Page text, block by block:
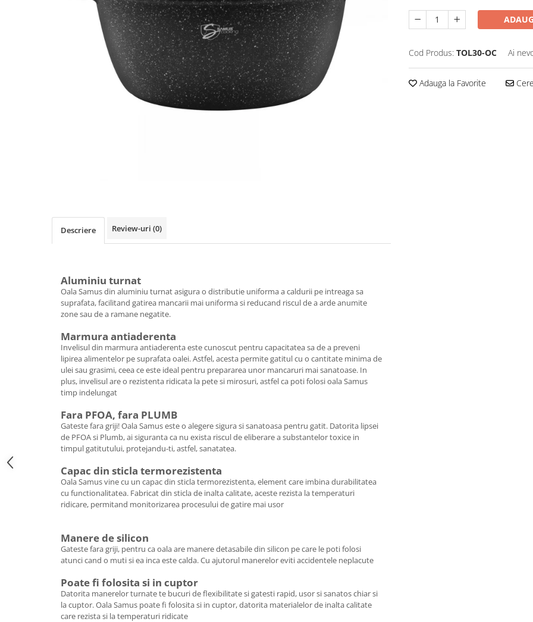
Bormasini cu acumulator
Mini drujbe cu acumulator
Pompe de stropit si atomizatoare
Articole bucatarie
Cod Produs: TOL30-OC Ai
Adauga la Favorite
Descriere Review-uri (0)
Aluminiu turnat
Oala Samus din aluminiu turnat asigura o distributie uniforma a caldurii pe intreaga sa
suprafata, facilitand gatirea mancarii mai uniforma si reducand riscul de a arde anumite
zone sau de a ramane negatite.
Marmura antiaderenta
Invelisul din marmura antiaderenta este cunoscut pentru capacitatea sa de a preveni
lipirea alimentelor pe suprafata oalei. Astfel, acesta permite gatitul cu o cantitate minima de
ulei sau grasimi, ceea ce este ideal pentru prepararea unor mancaruri mai sanatoase. In
plus, invelisul are o rezistenta ridicata la pete si mirosuri, astfel ca poti folosi oala Samus
timp indelungat
Fara PFOA, fara PLUMB
Gateste fara griji! Oala Samus este o alegere sigura si sanatoasa pentru gatit. Datorita lipsei
de PFOA si Plumb, ai siguranta ca nu exista riscul de eliberare a substantelor toxice in
timpul gatitutului, protejandu-ti, astfel, sanatatea.
Capac din sticla termorezistenta
Oala Samus vine cu un capac din sticla termorezistenta, element care imbina durabilitatea
cu functionalitatea. Fabricat din sticla de inalta calitate, aceste rezista la temperaturi
ridicare, permitand monitorizarea procesului de gatire mai usor
Manere de silicon
Gateste fara griji, pentru ca oala are manere detasabile din silicon pe care le poti folosi
atunci cand o muti si ea inca este calda. Cu ajutorul manerelor eviti accidentele neplacute
Poate fi folosita si in cuptor
Datorita manerelor turnate te bucuri de flexibilitate si gatesti rapid, usor si sanatos chiar si
la cuptor. Oala Samus poate fi folosita si in cuptor, datorita materialelor de inalta calitate
care rezista si la temperaturi ridicate